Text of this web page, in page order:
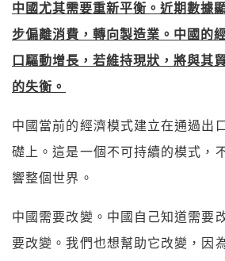
中國尤其需要重新平衡。近期數據
步偏離消費，轉向製造業。中國的
口驅動增長，若維持現狀，將與其
的失衡。
中國當前的經濟模式建立在通過出
礎上。這是一個不可持續的模式，
響整個世界。
中國需要改變。中國自己知道需要
要改變。我們也想幫助它改變，因